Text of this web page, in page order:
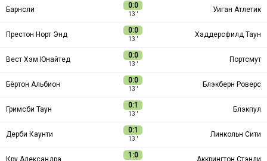
Барнсли 0:0
13 ′
Уиган Атлетик
Престон Норт Энд 0:0
13 ′
Хаддерсфилд Таун
Вест Хэм Юнайтед 0:0
13 ′
Портсмут
Бёртон Альбион 0:0
13 ′
Блэкберн Роверс
Гримсби Таун 0:1
13 ′
Блэкпул
Дерби Каунти 0:1
13 ′
Линкольн Сити
Кру Александра 1:0 Аккрингтон Стэнли